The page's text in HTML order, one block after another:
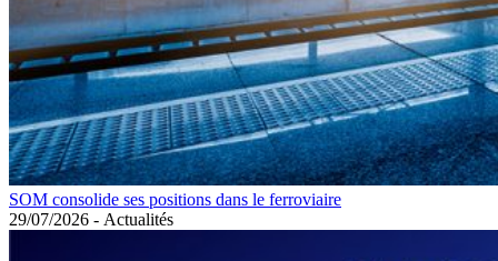
SOM consolide ses positions dans le ferroviaire
29/07/2026 - Actualités